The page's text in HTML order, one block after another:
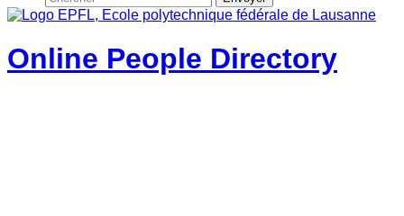
Online People Directory